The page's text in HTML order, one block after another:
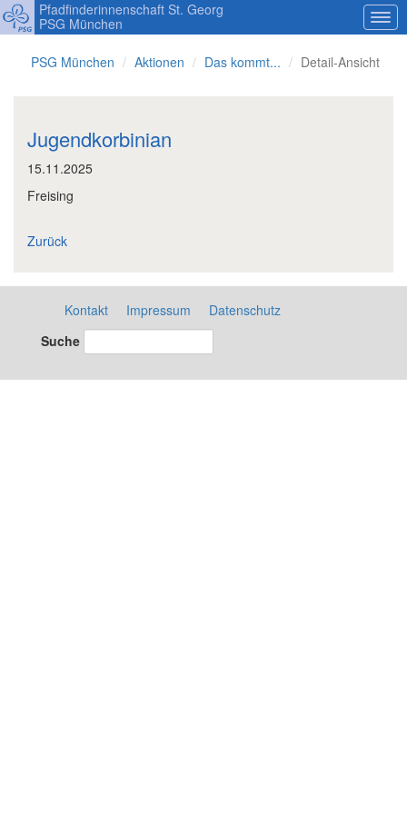
Pfadfinderinnenschaft St. Georg
PSG München
PSG München Aktionen Das kommt... Detail-Ansicht
Jugendkorbinian
15.11.2025
Freising
Zurück
Kontakt Impressum
Datenschutz
Suche